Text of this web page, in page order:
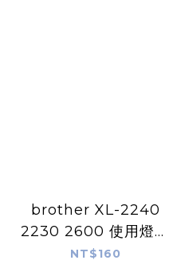
brother XL-2240
2230 2600 使用燈泡
兩個一組
NT$160